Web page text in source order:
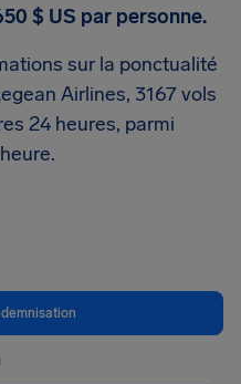
$ US par personne.
sur la ponctualité
Airlines, 3167 vols
24 heures, parmi